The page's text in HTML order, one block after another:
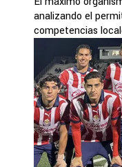
analizando el
competencias